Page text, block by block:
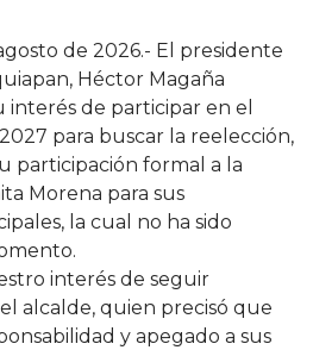
de 2026.- El presidente
Héctor Magaña
de participar en el
para buscar la reelección,
participación formal a la
Morena para sus
la cual no ha sido
interés de seguir
alcalde, quien precisó que
y apegado a sus